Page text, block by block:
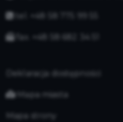
tel. +48 58 775 99 55
fax. +48 58 682 34 51
Deklaracja dostępności
Mapa miasta
Mapa strony